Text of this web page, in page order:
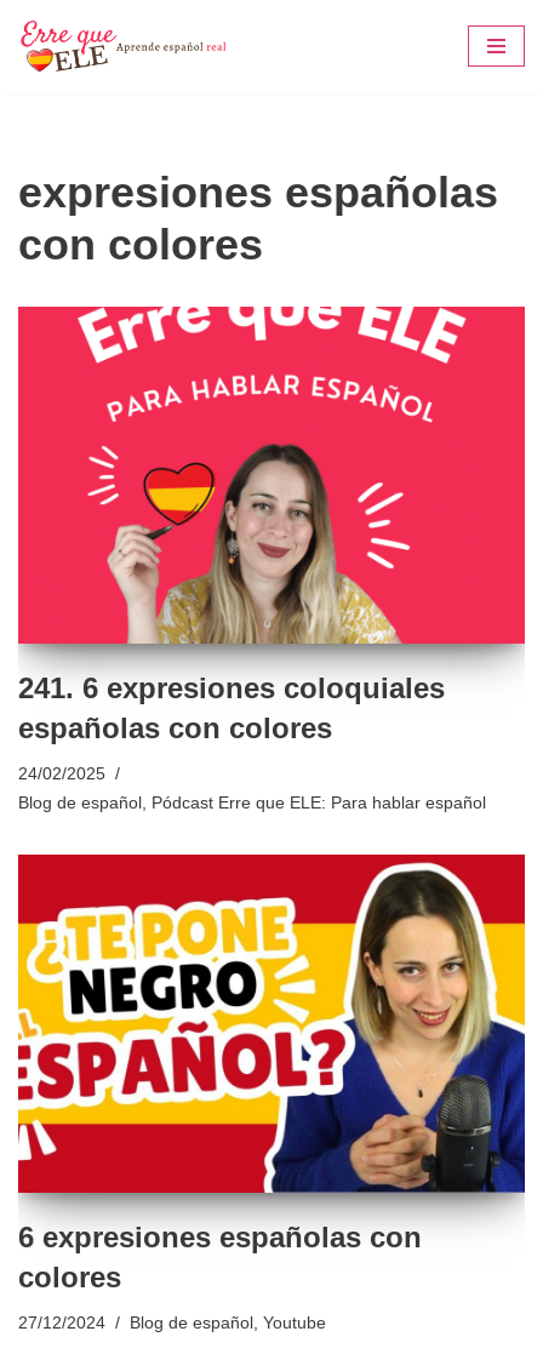
Saltar
expresiones españolas
con colores
241. 6 expresiones coloquiales
españolas con colores
24/02/2025
Blog de español , Pódcast Erre que ELE: Para hablar español
6 expresiones españolas con
colores
27/12/2024 Blog de español , Youtube